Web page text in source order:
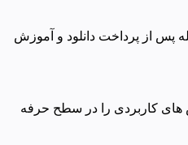
پس از پرداخت دانلود و آموزش
های کاربردی را در سطح حرفه